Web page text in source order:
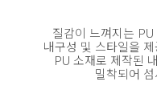
질감이 느껴지는
내구성 및 스타일을
PU 소재로 제작된
밀착되어